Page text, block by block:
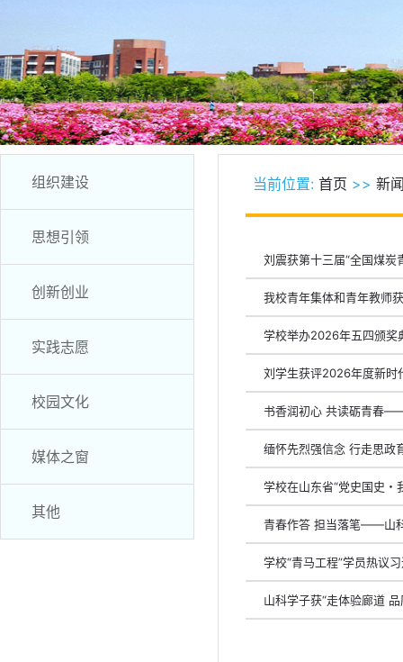
组织建设
思想引领
创新创业
实践志愿
校园文化
媒体之窗
其他
当前位置: 首页 >> 新
刘震获第十三届“全国煤炭
我校青年集体和青年教师
学校举办2026年五四颁奖
刘学生获评2026年度新时
书香润初心 共读砺青春
缅怀先烈强信念 行走思
学校在山东省“党史国史・
青春作答 担当落笔——山
学校“青马工程”学员热议
山科学子获“走体验廊道